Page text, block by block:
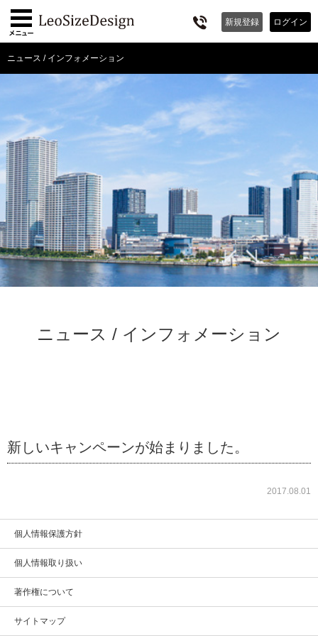
ログイン
新規登録
ニュース / インフォメーション
ニュース / インフォメーション
新しいキャンペーンが始まりました。
2017.08.01
個人情報保護方針
個人情報取り扱い
著作権について
サイトマップ